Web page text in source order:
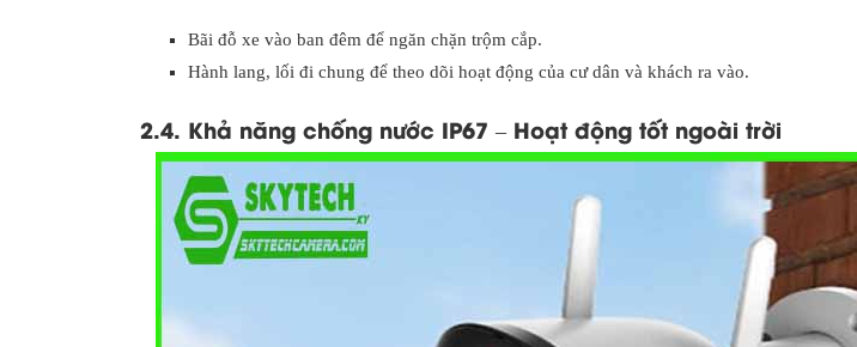
Bãi đỗ xe vào ban đêm để ngăn chặn trộm cắp.
Hành lang, lối đi chung để theo dõi hoạt động của cư dân và khách ra vào.
2.4. Khả năng chống nước IP67 – Hoạt động tốt ngoài trời